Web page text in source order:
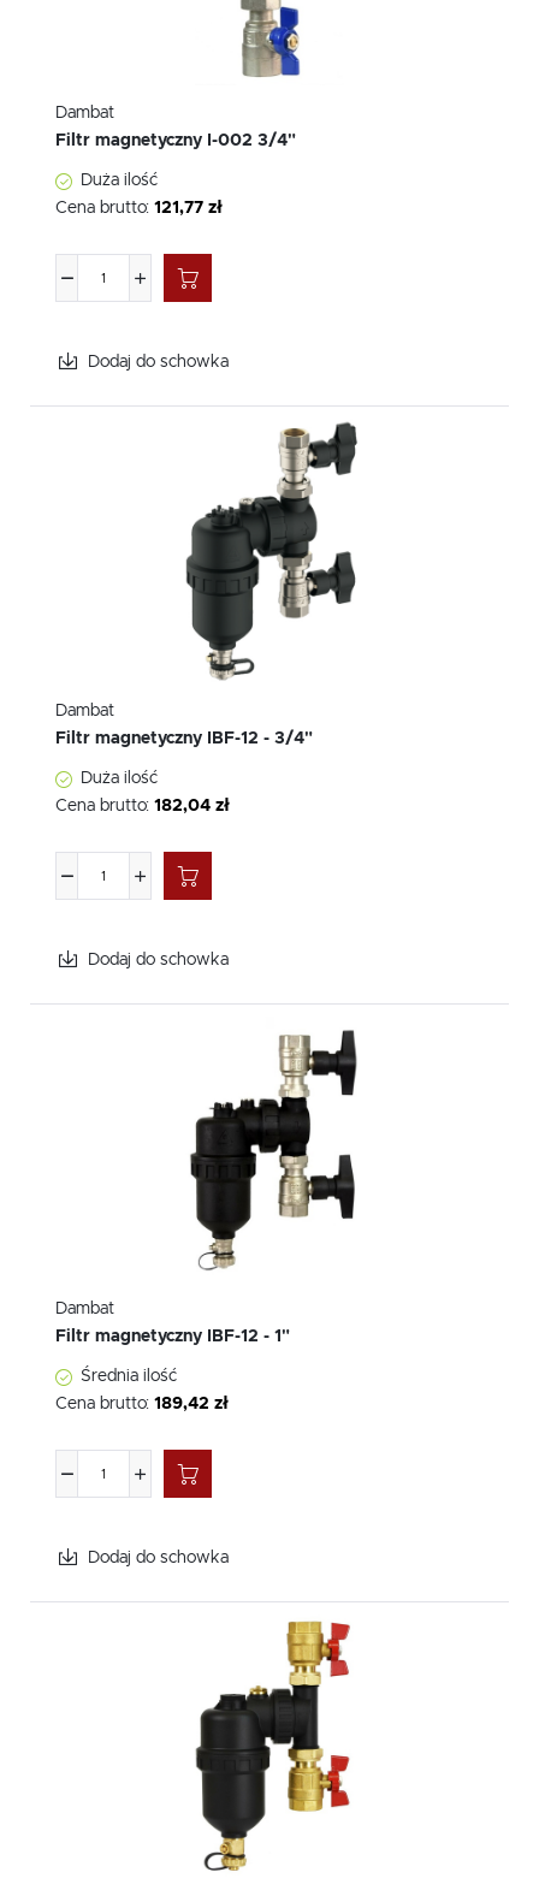
Dambat
Filtr magnetyczny I-002 3/4"
Duża ilość
Cena brutto: 121,77 zł
Dodaj do schowka
Dambat
Filtr magnetyczny IBF-12 - 3/4"
Duża ilość
Cena brutto: 182,04 zł
Dodaj do schowka
Dambat
Filtr magnetyczny IBF-12 - 1"
Średnia ilość
Cena brutto: 189,42 zł
Dodaj do schowka